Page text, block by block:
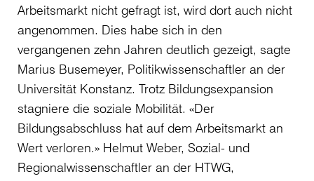
Arbeitsmarkt nicht gefragt ist, wird dort auch nicht
angenommen. Dies habe sich in den
vergangenen zehn Jahren deutlich gezeigt, sagte
Marius Busemeyer, Politikwissenschaftler an der
Universität Konstanz. Trotz Bildungsexpansion
stagniere die soziale Mobilität. «Der
Bildungsabschluss hat auf dem Arbeitsmarkt an
Wert verloren.» Helmut Weber, Sozial- und
Regionalwissenschaftler an der HTWG,